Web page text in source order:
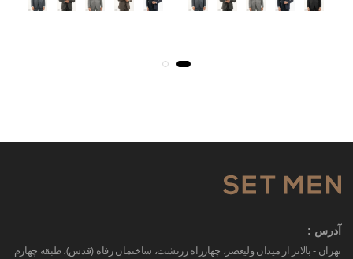
آدرس :
تهران - بالاتر از میدان ولیعصر، چهارراه زرتشت، ساختمان رفاه (قدس)، طبقه چهارم